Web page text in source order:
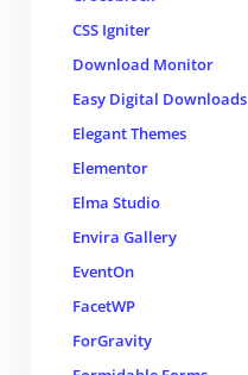
CSS Igniter
Download Monitor
Easy Digital Downloads
Elegant Themes
Elementor
Elma Studio
Envira Gallery
EventOn
FacetWP
ForGravity